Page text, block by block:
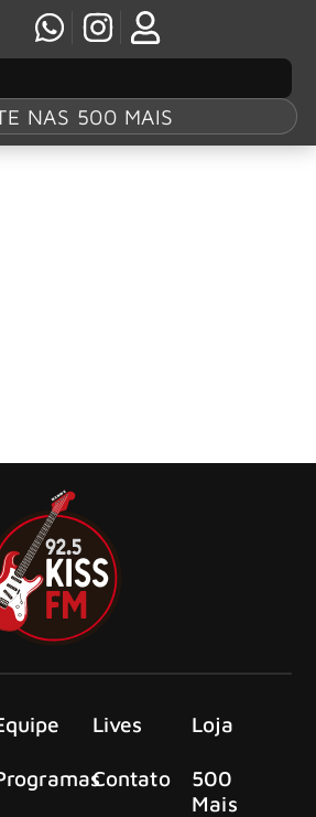
NAS 500 MAIS
Lives
Contato
Loja
500
Mais